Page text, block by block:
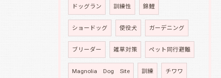
ドッグラン 訓練性 錦鯉
ショードッグ 使役犬 ガーデニング
ブリーダー 雑草対策 ペット同行避難
Magnolia Dog Site 訓練 チワワ